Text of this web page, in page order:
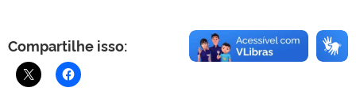
Compartilhe isso: